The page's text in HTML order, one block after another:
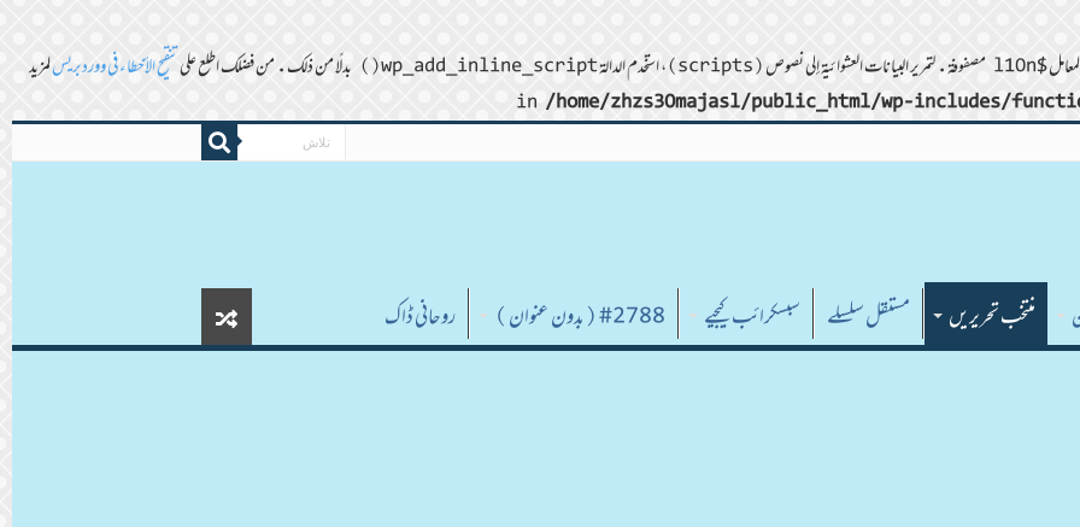
تنقيح الأخطاء في ووردبريسلمزيد
/home/zhzs30majasl/public_html/wp-includes/
منتخب تحریریں مستقل سلسلے سبسکرائب کیجیے #2788 (بدون عنوان) روحانی ڈاک